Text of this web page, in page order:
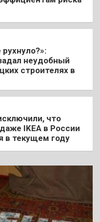
неудобный
строителях в
что
IKEA в России
в текущем году